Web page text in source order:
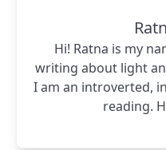
Hi! Ratna is my
writing about light
I am an introverted,
reading.